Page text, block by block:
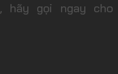
, hãy gọi ngay cho